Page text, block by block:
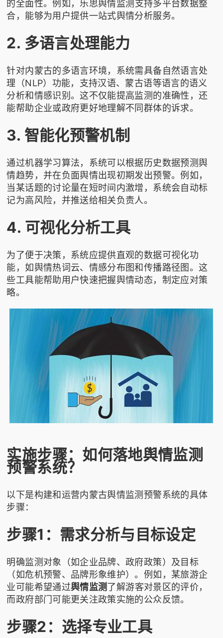
的全面性。例如， 乐思舆情监测 支持多平台数据整
合，能够为用户提供一站式舆情分析服务。
2. 多语言处理能力
针对内蒙古的多语言环境，系统需具备自然语言处
理（NLP）功能，支持汉语、蒙古语等语言的语义
分析和情感识别。这不仅能提高监测的准确性，还
能帮助企业或政府更好地理解不同群体的诉求。
3. 智能化预警机制
通过机器学习算法，系统可以根据历史数据预测舆
情趋势，并在负面舆情出现初期发出预警。例如，
当某话题的讨论量在短时间内激增，系统会自动标
记为高风险，并推送给相关负责人。
4. 可视化分析工具
为了便于决策，系统应提供直观的数据可视化功
能，如舆情热词云、情感分布图和传播路径图。这
些工具能帮助用户快速把握舆情动态，制定应对策
略。
实施步骤：如何落地舆情监测
预警系统？
以下是构建和运营内蒙古舆情监测预警系统的具体
步骤：
步骤1：需求分析与目标设定
明确监测对象（如企业品牌、政府政策）及目标
（如危机预警、品牌形象维护）。例如，某旅游企
业可能希望通过舆情监测了解游客对景区的评价，
而政府部门可能更关注政策实施的公众反馈。
步骤2：选择专业工具